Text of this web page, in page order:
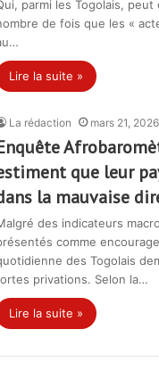
parmi les Togolais,
de fois que les «
Lire la suite »
La rédaction mars 21, 2026
que leur
la mauvaise
des indicateurs
comme
des Togolais
privations. Selon la…
Lire la suite »